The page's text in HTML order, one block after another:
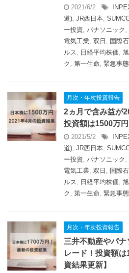
2021/6/2
道), JR西日本,
ー投資, パナソニック ,
電気工業, 双日 , 国際
ルス, 日経平均株価,
ク , 第一生命, 緊急事
月次・年次投資報告
2ヵ月で含み益が
投資額は1500万
2021/5/2
道), JR西日本,
ー投資, パナソニック ,
電気工業, 双日 , 国際
ルス, 日経平均株価,
ク , 第一生命, 緊急事
月次・年次投資報告
三井不動産やパナ
レード！投資額
資結果更新】